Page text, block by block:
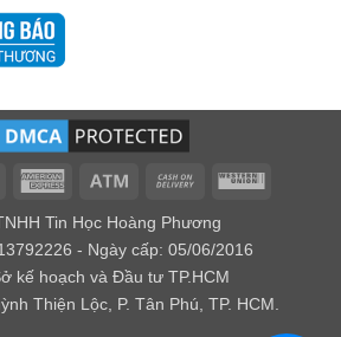
nó có nghĩa là không say.
dùng loại đá quý này để giải
chất độc khác. Nếu bạn bỏ viên đá
uống, điều kỳ diệu sẽ xảy ra đó
năng lượng tốt cho nguồn nước.
Ấn Độ, người ta cho rằng thạch
giúp kiểm soát được cảm xúc, xoa
con người có ý nghĩa tốt lành.
sinh học thì lại cho rằng đây là
MasterCardAmerican
Atm
Cash
Delivery
Western
Tin Học Hoàng Phương
- Ngày cấp: 05/06/2016
kế hoạch và Đầu tư TP.HCM
Thiện Lộc, P. Tân Phú, TP. HCM.